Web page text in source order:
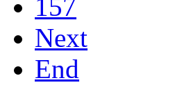
157
Next
End